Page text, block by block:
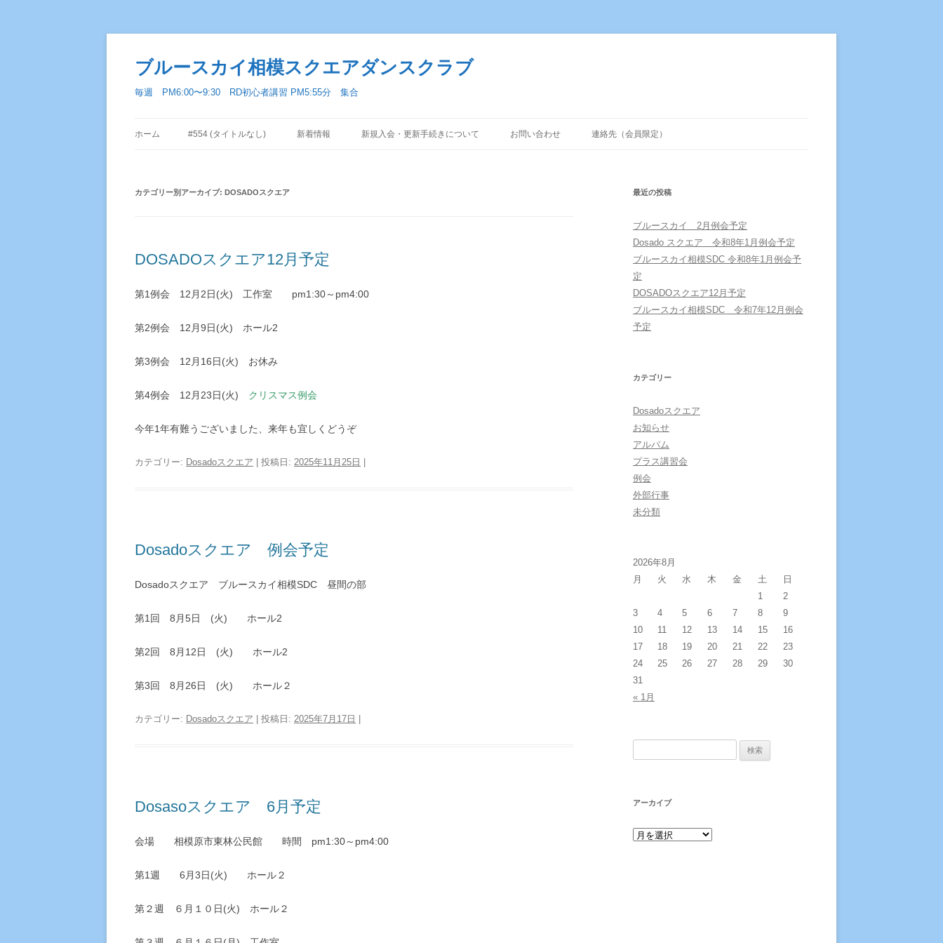
ブルースカイ相模スクエアダンスクラブ
毎週 PM6:00〜9:30 RD初心者講習 PM5:55分 集合
ホーム #554 (タイトルなし) 新着情報 新規入会・更新手続きについて お問い合わせ 連絡先（会員限定）
カテゴリー別アーカイブ: DOSADOスクエア
DOSADOスクエア12月予定
第1例会 12月2日(火) 工作室 pm1:30～pm4:00
第2例会 12月9日(火) ホール2
第3例会 12月16日(火) お休み
第4例会 12月23日(火) クリスマス例会
今年1年有難うございました、来年も宜しくどうぞ
カテゴリー: Dosadoスクエア | 投稿日: 2025年11月25日
Dosadoスクエア 例会予定
Dosadoスクエア ブルースカイ相模SDC 昼間の部
第1回 8月5日 (火) ホール2
第2回 8月12日 (火) ホール2
第3回 8月26日 (火) ホール２
カテゴリー: Dosadoスクエア | 投稿日: 2025年7月17日
Dosasoスクエア 6月予定
会場 相模原市東林公民館 時間 pm1:30～pm4:00
第1週 6月3日(火) ホール２
第２週 ６月１０日(火) ホール２
最近の投稿
ブルースカイ 2月例会予定
Dosado スクエア 令和8年1月例会予定
ブルースカイ相模SDC 令和8年1月例会予
定
DOSADOスクエア12月予定
ブルースカイ相模SDC 令和7年12月例会
予定
カテゴリー
Dosadoスクエア
お知らせ
アルバム
プラス講習会
例会
外部行事
未分類
2026年8月
月
火 水 木 金 土 日
« 1月
1
2
3
4 5 6 7 8
9
10
11 12 13 14 15
16
17
18 19 20 21 22
23
24
25 26 27 28 29
30
31
アーカイブ
アーカイブ